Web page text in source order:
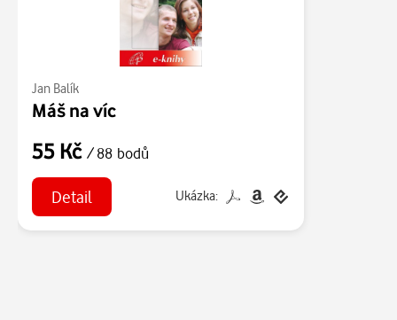
Jan Balík
Máš na víc
55 Kč / 88 bodů
Detail Ukázka: